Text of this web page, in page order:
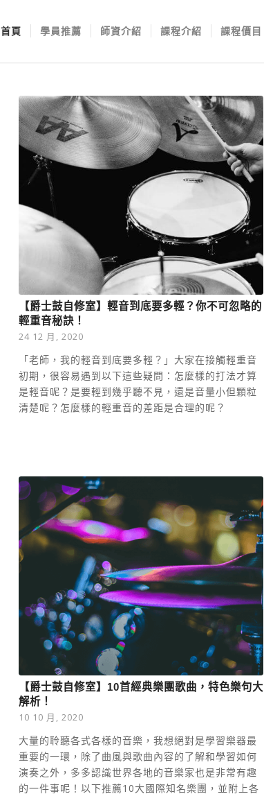
首頁 學員推薦 師資介紹 課程介紹 課程價目
【爵士鼓自修室】輕音到底要多輕？你不可忽略的
輕重音秘訣！
24 12 月, 2020
「老師，我的輕⾳到底要多輕？」⼤家在接觸輕重⾳
初期，很容易遇到以下這些疑問：怎麼樣的打法才算
是輕⾳呢？是要輕到幾乎聽不見，還是⾳量⼩但顆粒
清楚呢？怎麼樣的輕重音的差距是合理的呢？
【爵士鼓自修室】10首經典樂團歌曲，特色樂句大
解析！
10 10 月, 2020
大量的聆聽各式各樣的音樂，我想絕對是學習樂器最
重要的一環，除了曲風與歌曲內容的了解和學習如何
演奏之外，多多認識世界各地的音樂家也是非常有趣
的一件事呢！以下推薦10大國際知名樂團，並附上各